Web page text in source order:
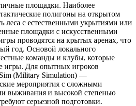
площадки. Наиболее
полигоны на открытом
леса с естественными укрытиями или
площадки с искусственными
проводятся на крытых аренах, что
год. Основой локального
команды и клубы, которые
игры. Для опытных игроков
(Military Simulation) —
мероприятия с сложными
выживания и высокой степенью
серьезной подготовки.